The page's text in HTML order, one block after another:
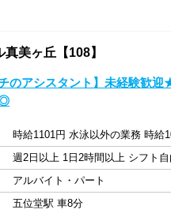
美ヶ丘【108】
チのアシスタント】未経験歓
◎
時給1101円 水泳以外の業務 時給
週2日以上 1日2時間以上 シフト
アルバイト・パート
五位堂駅 車8分